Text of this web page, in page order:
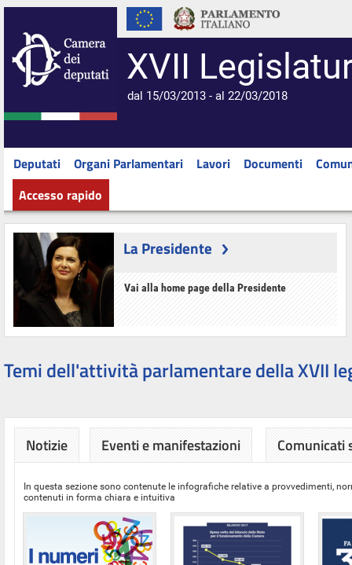
XVII
dal 15/03/2013 - al 22/03/2018
Deputati Organi Parlamentari Lavori Documenti
Accesso rapido
La Presidente
Vai alla home page della Presidente
Temi dell'attività parlamentare della XVII
Notizie Eventi e manifestazioni Comunicati
In questa sezione sono contenute le infografiche relative a provvedimenti,
contenuti in forma chiara e intuitiva